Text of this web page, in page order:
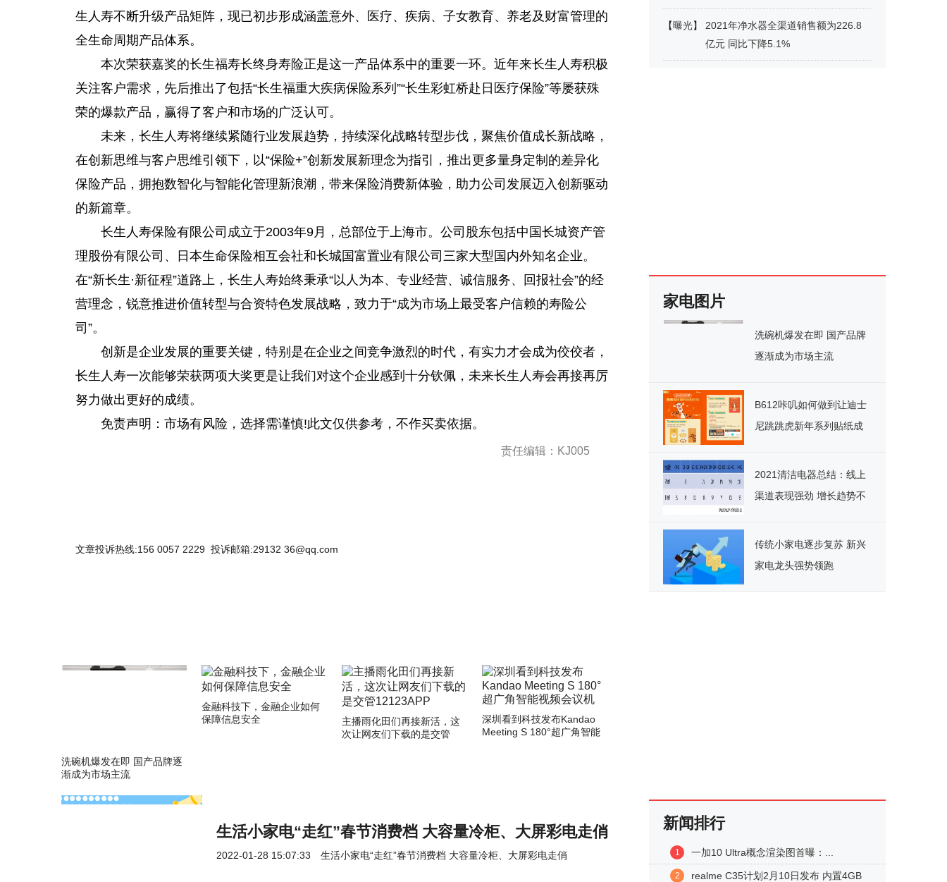
生人寿不断升级产品矩阵，现已初步形成涵盖意外、医疗、疾病、子女教育、养老及财富管理的
全生命周期产品体系。
本次荣获嘉奖的长生福寿长终身寿险正是这一产品体系中的重要一环。 近年来长生人寿积极
关注客户需求，先后推出了包括“长生福重大疾病保险系列”“长生彩虹桥赴日医疗保险”等屡获殊
荣的爆款产品，赢得了客户和市场的广泛认可。
未来，长生人寿将继续紧随行业发展趋势，持续深化战略转型步伐，聚焦价值成长新战略，
在创新思维与客户思维引领下，以“保险+”创新发展新理念为指引，推出更多量身定制的差异化
保险产品，拥抱数智化与智能化管理新浪潮，带来保险消费新体验，助力公司发展迈入创新驱动
的新篇章。
长生人寿保险有限公司成立于2003年9月，总部位于上海市。公司股东包括中国长城资产管
理股份有限公司、日本生命保险相互会社和长城国富置业有限公司三家大型国内外知名企业。
在“新长生·新征程”道路上，长生人寿始终秉承“以人为本、专业经营、诚信服务、回报社会”的经
营理念，锐意推进价值转型与合资特色发展战略，致力于“成为市场上最受客户信赖的寿险公
司”。
创新是企业发展的重要关键，特别是在企业之间竞争激烈的时代，有实力才会成为佼佼者，
长生人寿一次能够荣获两项大奖更是让我们对这个企业感到十分钦佩，未来长生人寿会再接再厉
努力做出更好的成绩。
免责声明：市场有风险，选择需谨慎!此文仅供参考，不作买卖依据。
责任编辑：KJ005
文章投诉热线:156 0057 2229 投诉邮箱:29132 36@qq.com
洗碗机爆发在即 国产品牌逐
渐成为市场主流
金融科技下，金融企业如何
保障信息安全
主播雨化田们再接新活，这
次让网友们下载的是交管
深圳看到科技发布Kandao
Meeting S 180°超广角智能
生活小家电“走红”春节消费档 大容量冷柜、大屏彩电走俏
2022-01-28 15:07:33 生活小家电“走红”春节消费档 大容量冷柜、大屏彩电走俏
【曝光】
2021年净水器全渠道销售额为226.8
亿元 同比下降5.1%
家电图片
洗碗机爆发在即 国产品牌
逐渐成为市场主流
B612咔叽如何做到让迪士
尼跳跳虎新年系列贴纸成
2021清洁电器总结：线上
渠道表现强劲 增长趋势不
传统小家电逐步复苏 新兴
家电龙头强势领跑
新闻排行
1 一加10 Ultra概念渲染图首曝：...
2
realme C35计划2月10日发布 内置4GB